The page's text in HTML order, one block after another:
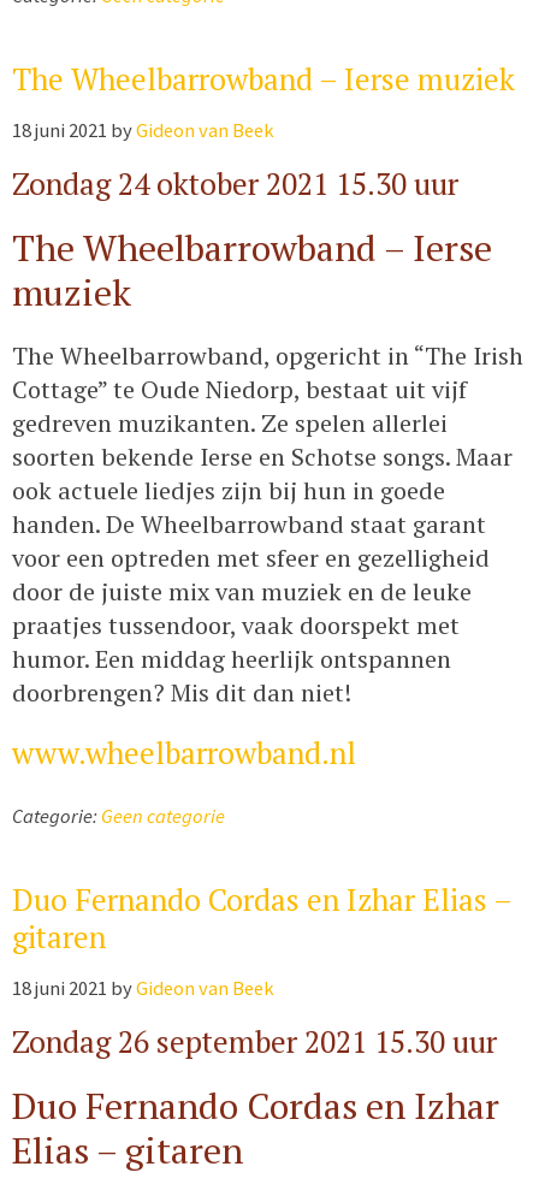
The Wheelbarrowband – Ierse muziek
18 juni 2021 byGideon van Beek
Zondag 24 oktober 2021 15.30 uur
The Wheelbarrowband – Ierse
muziek
The Wheelbarrowband, opgericht in “The Irish
Cottage” te Oude Niedorp, bestaat uit vijf
gedreven muzikanten. Ze spelen allerlei
soorten bekende Ierse en Schotse songs. Maar
ook actuele liedjes zijn bij hun in goede
handen. De Wheelbarrowband staat garant
voor een optreden met sfeer en gezelligheid
door de juiste mix van muziek en de leuke
praatjes tussendoor, vaak doorspekt met
humor. Een middag heerlijk ontspannen
doorbrengen? Mis dit dan niet!
www.wheelbarrowband.nl
Categorie:Geen categorie
Duo Fernando Cordas en Izhar Elias –
gitaren
18 juni 2021 byGideon van Beek
Zondag 26 september 2021 15.30 uur
Duo Fernando Cordas en Izhar
Elias – gitaren